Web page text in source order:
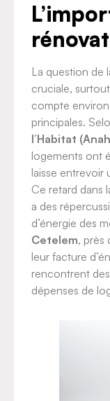
La question de
cruciale,
compte
principales.
l’Habitat
logements ont
laisse entrevoir
Ce retard dans
a des
d’énergie des
Cetelem, près
leur facture
rencontrent
dépenses de